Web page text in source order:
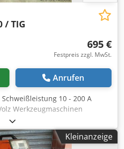
/ TIG
695 €
Festpreis zzgl. MwSt.
Anrufen
Schweißleistung 10 - 200 A
Werkzeugmaschinen
151-153 DE - 44143
Kleinanzeige